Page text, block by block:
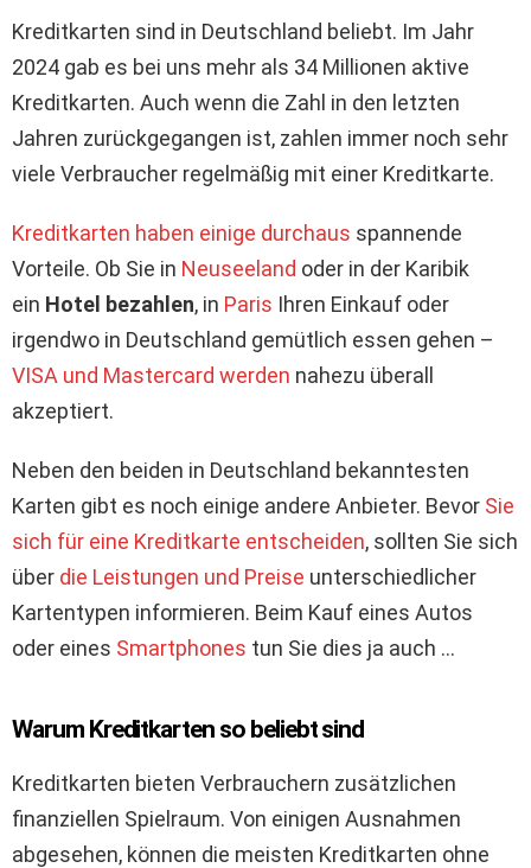
Kreditkarten sind in Deutschland beliebt. Im Jahr
2024 gab es bei uns mehr als 34 Millionen aktive
Kreditkarten. Auch wenn die Zahl in den letzten
Jahren zurückgegangen ist, zahlen immer noch sehr
viele Verbraucher regelmäßig mit einer Kreditkarte.
Kreditkarten haben einige durchaus spannende
Vorteile. Ob Sie in Neuseeland oder in der Karibik
ein Hotel bezahlen, in Paris Ihren Einkauf oder
irgendwo in Deutschland gemütlich essen gehen –
VISA und Mastercard werden nahezu überall
akzeptiert.
Neben den beiden in Deutschland bekanntesten
Karten gibt es noch einige andere Anbieter. Bevor Sie
sich für eine Kreditkarte entscheiden, sollten Sie sich
über die Leistungen und Preise unterschiedlicher
Kartentypen informieren. Beim Kauf eines Autos
oder eines Smartphones tun Sie dies ja auch …
Warum Kreditkarten so beliebt sind
Kreditkarten bieten Verbrauchern zusätzlichen
finanziellen Spielraum. Von einigen Ausnahmen
abgesehen, können die meisten Kreditkarten ohne